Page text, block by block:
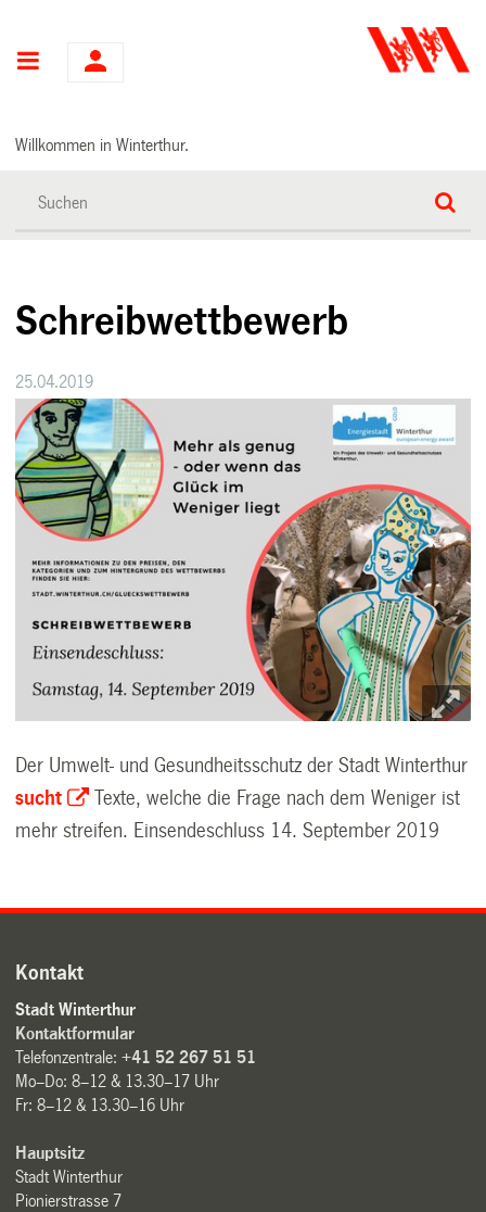
Hauptnavigation
Willkommen in Winterthur.
Schreibwettbewerb
25.04.2019
Der Umwelt- und Gesundheitsschutz der Stadt Winterthur
sucht
Texte, welche die Frage nach dem Weniger ist
mehr streifen. Einsendeschluss 14. September 2019
Kontakt
Stadt Winterthur
Kontaktformular
Telefonzentrale:+41 52 267 51 51
Mo–Do: 8–12 & 13.30–17 Uhr
Fr: 8–12 & 13.30–16 Uhr
Hauptsitz
Stadt Winterthur
Pionierstrasse 7